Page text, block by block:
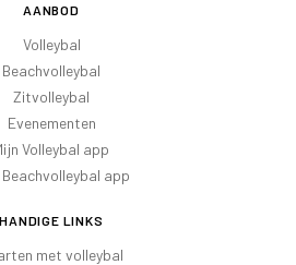
AANBOD
Volleybal
Beachvolleybal
Zitvolleybal
Evenementen
Volleybal app
Beachvolleybal app
HANDIGE LINKS
met volleybal